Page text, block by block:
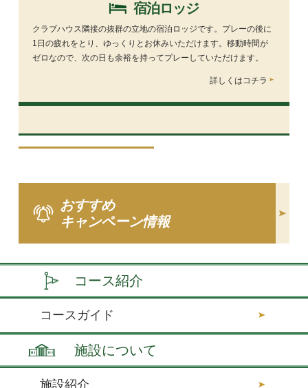
宿泊ロッジ
クラブハウス隣接の抜群の立地の宿泊ロッジです。プレーの後に
1日の疲れをとり、ゆっくりとお休みいただけます。移動時間が
ゼロなので、次の日も余裕を持ってプレーしていただけます。
詳しくはコチラ
おすすめ
キャンペーン情報
コース紹介
コースガイド
施設について
施設紹介